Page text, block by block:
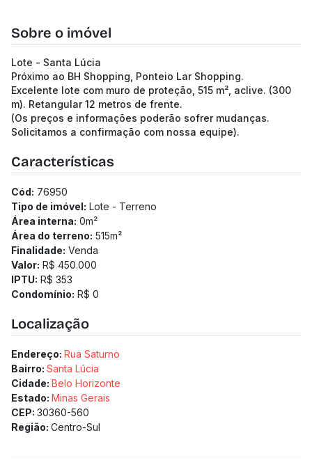
Sobre o imóvel
Lote - Santa Lúcia
Próximo ao BH Shopping, Ponteio Lar Shopping.
Excelente lote com muro de proteção, 515 m², aclive. (300
m). Retangular 12 metros de frente.
(Os preços e informações poderão sofrer mudanças.
Solicitamos a confirmação com nossa equipe).
Características
Cód: 76950
Tipo de imóvel: Lote - Terreno
Área interna: 0m²
Área do terreno: 515m²
Finalidade: Venda
Valor: R$ 450.000
IPTU: R$ 353
Condomínio: R$ 0
Localização
Endereço: Rua Saturno
Bairro: Santa Lúcia
Cidade: Belo Horizonte
Estado: Minas Gerais
CEP: 30360-560
Região: Centro-Sul